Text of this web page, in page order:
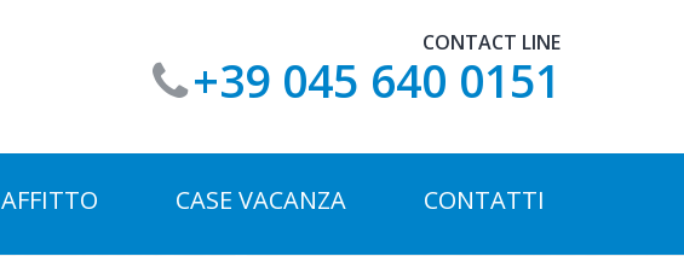
CONTACT LINE
+39 045 640 0151
AFFITTO CASE VACANZA CONTATTI